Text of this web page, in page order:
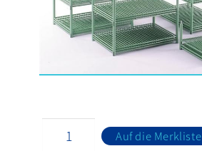
Auf die Merkliste